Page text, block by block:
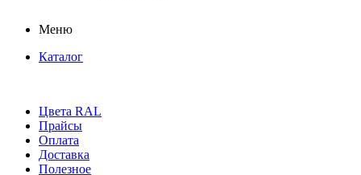
Меню
Каталог
Цвета RAL
Прайсы
Оплата
Доставка
Полезное